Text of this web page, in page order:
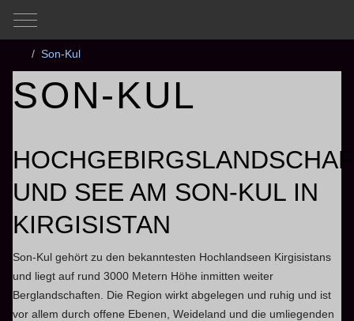
Mobile Menu Toggle
Aktuelle Seite:
Son-Kul
SON-KUL
UND SEE AM SON-KUL IN
KIRGISISTAN
Son-Kul gehört zu den bekanntesten Hochlandseen Kirgisistans
und liegt auf rund 3000 Metern Höhe inmitten weiter
Berglandschaften. Die Region wirkt abgelegen und ruhig und ist
vor allem durch offene Ebenen, Weideland und die umliegenden